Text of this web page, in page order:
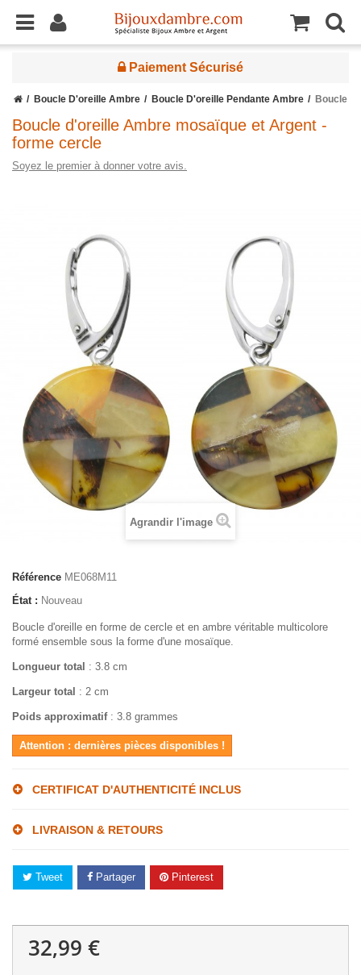
Paiement Sécurisé
Boucle D'oreille Ambre Boucle D'oreille Pendante Ambre Boucle
Boucle d'oreille Ambre mosaïque et Argent -
forme cercle
Soyez le premier à donner votre avis.
Agrandir l'image
Référence ME068M11
État : Nouveau
Boucle d'oreille en forme de cercle et en ambre véritable multicolore
formé ensemble sous la forme d'une mosaïque.
Longueur total : 3.8 cm
Largeur total : 2 cm
Poids approximatif : 3.8 grammes
Attention : dernières pièces disponibles !
CERTIFICAT D'AUTHENTICITÉ INCLUS
LIVRAISON & RETOURS
Tweet Partager Pinterest
32,99 €